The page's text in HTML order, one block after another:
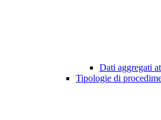
Dati aggregati
Tipologie di